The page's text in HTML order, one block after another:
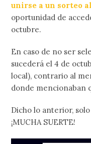
unirse a un sorteo
oportunidad de
octubre.
En caso de no ser
sucederá el 4 de
local), contrario al
donde mencionaban
Dicho lo anterior,
¡MUCHA SUERTE!